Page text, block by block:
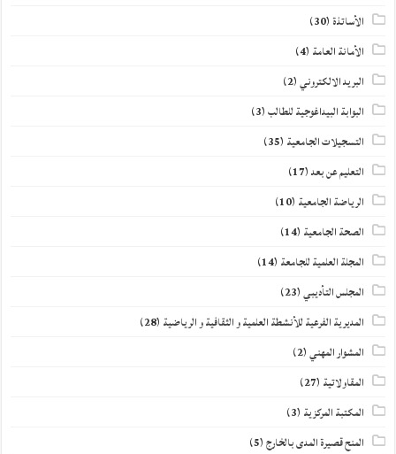
الأساتذة(30)
الأمانة العامة (4)
البريد الالكتروني(2)
البوابة البيداغوجية للطالب(3)
التسجيلات الجامعية (35)
التعليم عن بعد(17)
الرياضة الجامعية (10)
الصحة الجامعية (14)
المجلة العلمية للجامعة (14)
المجلس التأديبي(23)
المديرية الفرعية للأنشطة العلمية و الثقافية و الرياضية (28)
المشوار المهني(2)
المقاولاتية (27)
المكتبة المركزية (3)
المنح قصيرة المدى بالخارج(5)